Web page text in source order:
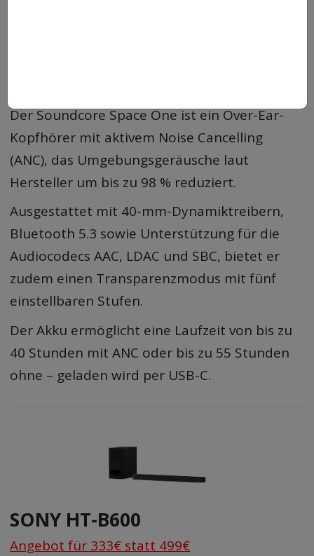
Der Soundcore Space One ist ein Over-Ear-
Kopfhörer mit aktivem Noise Cancelling
(ANC), das Umgebungsgeräusche laut
Hersteller um bis zu 98 % reduziert.
Ausgestattet mit 40-mm-Dynamiktreibern,
Bluetooth 5.3 sowie Unterstützung für die
Audiocodecs AAC, LDAC und SBC, bietet er
zudem einen Transparenzmodus mit fünf
einstellbaren Stufen.
Der Akku ermöglicht eine Laufzeit von bis zu
40 Stunden mit ANC oder bis zu 55 Stunden
ohne – geladen wird per USB-C.
SONY HT-B600
Angebot für 333€ statt 499€